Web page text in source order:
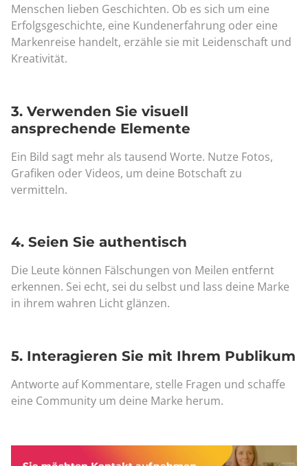
Menschen lieben Geschichten. Ob es sich um eine
Erfolgsgeschichte, eine Kundenerfahrung oder eine
Markenreise handelt, erzähle sie mit Leidenschaft und
Kreativität.
3. Verwenden Sie visuell
ansprechende Elemente
Ein Bild sagt mehr als tausend Worte. Nutze Fotos,
Grafiken oder Videos, um deine Botschaft zu
vermitteln.
4. Seien Sie authentisch
Die Leute können Fälschungen von Meilen entfernt
erkennen. Sei echt, sei du selbst und lass deine Marke
in ihrem wahren Licht glänzen.
5. Interagieren Sie mit Ihrem Publikum
Antworte auf Kommentare, stelle Fragen und schaffe
eine Community um deine Marke herum.